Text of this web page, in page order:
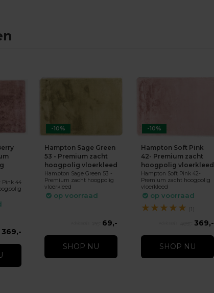
Pink 44
369,-
-10%
Hampton Sage Green
53 - Premium zacht
hoogpolig vloerkleed
Hampton Sage Green 53 -
Premium zacht hoogpolig
vloerkleed
op voorraad
69,-
SHOP NU
-10%
Hampton Soft Pink
42- Premium zacht
hoogpolig vloerkleed
Hampton Soft Pink 42-
Premium zacht hoogpolig
vloerkleed
op voorraad
★★★★★ (1)
369,-
SHOP NU